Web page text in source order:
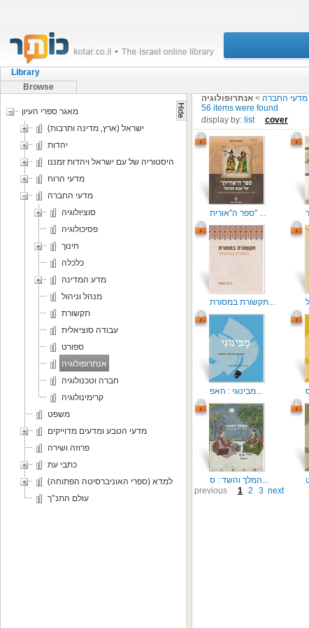
Library
Browse
מאגר ספרי העיון
ישראל (ארץ, מדינה ותרבות)
יהדות
היסטוריה של עם ישראל ויהדות זמננו
מדעי הרוח
מדעי החברה
סוציולוגיה
פסיכולוגיה
חינוך
כלכלה
מדע המדינה
מנהל וניהול
תקשורת
עבודה סוציאלית
ספורט
אנתרופולוגיה
חברה וטכנולוגיה
קרימינולוגיה
משפט
מדעי הטבע ומדעים מדוייקים
פרוזה ושירה
כתבי עת
למדא (ספרי האוניברסיטה הפתוחה)
עולם התנ"ך
מדעי החברה > אנתרופולוגיה
56 items were found
display by: list cover
ספר ה"אורית" ...
תקשורת במסורת...
מבינוגי : האפ...
המלך והשד : ס...
previous
1 2 3 next